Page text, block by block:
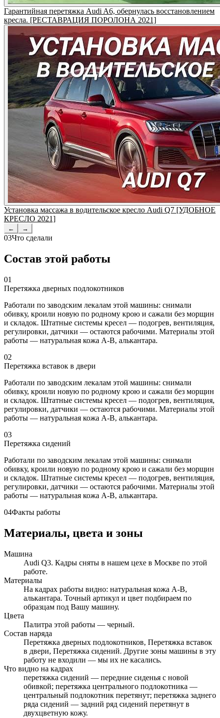
Гарантийная перетяжка Audi A6, обернулась восстановлением
кресла. [РЕСТАВРАЦИЯ ПОРОЛОНА 2021]
Установка массажа в водительское кресло Audi Q7 [УДОБНОЕ
КРЕСЛО 2021]
← →
03Что сделали
Состав этой работы
01
Перетяжка дверных подлокотников
Работали по заводским лекалам этой машины: снимали
обивку, кроили новую по родному крою и сажали без морщин
и складок. Штатные системы кресел — подогрев, вентиляция,
регулировки, датчики — остаются рабочими. Материалы этой
работы — натуральная кожа A-B, алькантара.
02
Перетяжка вставок в двери
Работали по заводским лекалам этой машины: снимали
обивку, кроили новую по родному крою и сажали без морщин
и складок. Штатные системы кресел — подогрев, вентиляция,
регулировки, датчики — остаются рабочими. Материалы этой
работы — натуральная кожа A-B, алькантара.
03
Перетяжка сидений
Работали по заводским лекалам этой машины: снимали
обивку, кроили новую по родному крою и сажали без морщин
и складок. Штатные системы кресел — подогрев, вентиляция,
регулировки, датчики — остаются рабочими. Материалы этой
работы — натуральная кожа A-B, алькантара.
04Факты работы
Материалы, цвета и зоны
Машина
Audi Q3. Кадры сняты в нашем цехе в Москве по этой
работе.
Материалы
На кадрах работы видно: натуральная кожа A-B,
алькантара. Точный артикул и цвет подбираем по
образцам под Вашу машину.
Цвета
Палитра этой работы — черный.
Состав наряда
Перетяжка дверных подлокотников, Перетяжка вставок
в двери, Перетяжка сидений. Другие зоны машины в эту
работу не входили — мы их не касались.
Что видно на кадрах
перетяжка сидений — передние сиденья с новой
обивкой; перетяжка центрального подлокотника —
центральный подлокотник перетянут; перетяжка заднего
ряда сидений — задний ряд сидений перетянут в
двухцветную кожу.